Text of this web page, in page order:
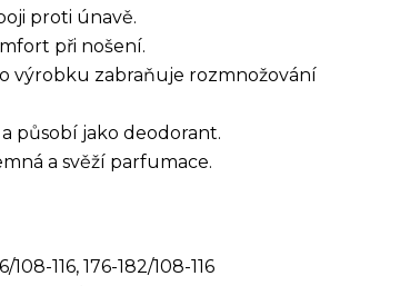
proti únavě.
při nošení.
výrobku zabraňuje rozmnožování
působí jako deodorant.
a svěží parfumace.
108-116, 176-182/108-116